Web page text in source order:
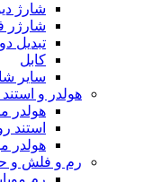
شارژ
شارژر
تبدیل
کابل
سایر
هولدر و استند
هولدر
استند
هولدر
رم و فلش و